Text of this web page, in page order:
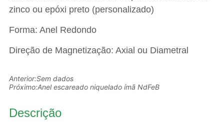
Anterior:Sem dados
Próximo:Anel escareado niquelado ímã NdFeB
Descrição